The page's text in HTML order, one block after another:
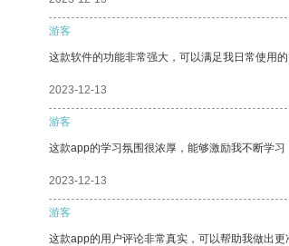
游客
这款软件的功能非常强大，可以满足我日常使用的
2023-12-13
游客
这款app的学习氛围很浓厚，能够激励我不断学习
2023-12-13
游客
这款app的用户评论非常真实，可以帮助我做出更